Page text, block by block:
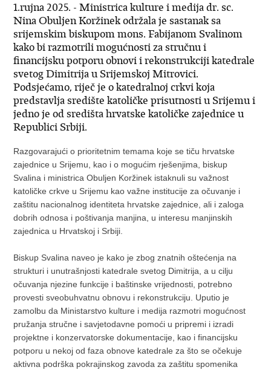
1.rujna 2025. - Ministrica kulture i medija dr. sc.
Nina Obuljen Koržinek održala je sastanak sa
srijemskim biskupom mons. Fabijanom Svalinom
kako bi razmotrili mogućnosti za stručnu i
financijsku potporu obnovi i rekonstrukciji katedrale
svetog Dimitrija u Srijemskoj Mitrovici.
Podsjećamo, riječ je o katedralnoj crkvi koja
predstavlja središte katoličke prisutnosti u Srijemu i
jedno je od središta hrvatske katoličke zajednice u
Republici Srbiji.
Razgovarajući o prioritetnim temama koje se tiču hrvatske
zajednice u Srijemu, kao i o mogućim rješenjima, biskup
Svalina i ministrica Obuljen Koržinek istaknuli su važnost
katoličke crkve u Srijemu kao važne institucije za očuvanje i
zaštitu nacionalnog identiteta hrvatske zajednice, ali i zaloga
dobrih odnosa i poštivanja manjina, u interesu manjinskih
zajednica u Hrvatskoj i Srbiji.
Biskup Svalina naveo je kako je zbog znatnih oštećenja na
strukturi i unutrašnjosti katedrale svetog Dimitrija, a u cilju
očuvanja njezine funkcije i baštinske vrijednosti, potrebno
provesti sveobuhvatnu obnovu i rekonstrukciju. Uputio je
zamolbu da Ministarstvo kulture i medija razmotri mogućnost
pružanja stručne i savjetodavne pomoći u pripremi i izradi
projektne i konzervatorske dokumentacije, kao i financijsku
potporu u nekoj od faza obnove katedrale za što se očekuje
aktivna podrška pokrajinskog zavoda za zaštitu spomenika